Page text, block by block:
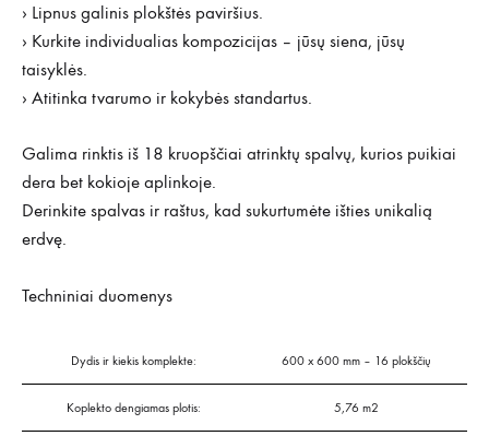
› Lipnus galinis plokštės paviršius.
› Kurkite individualias kompozicijas – jūsų siena, jūsų
taisyklės.
› Atitinka tvarumo ir kokybės standartus.
Galima rinktis iš 18 kruopščiai atrinktų spalvų, kurios puikiai
dera bet kokioje aplinkoje.
Derinkite spalvas ir raštus, kad sukurtumėte išties unikalią
erdvę.
Techniniai duomenys
Dydis ir kiekis komplekte: 600 x 600 mm – 16 plokščių
Koplekto dengiamas plotis: 5,76 m2